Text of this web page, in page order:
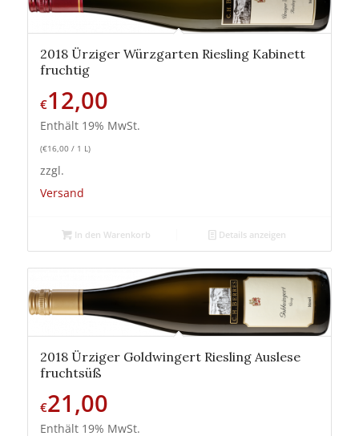
2018 Ürziger Würzgarten Riesling Kabinett
fruchtig
€12,00
Enthält 19% MwSt.
(€16,00/ 1 L)
zzgl.
Versand
In den Warenkorb Details anzeigen
2018 Ürziger Goldwingert Riesling Auslese
fruchtsüß
€21,00
Enthält 19% MwSt.